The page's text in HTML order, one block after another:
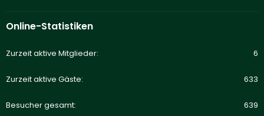
Online-Statistiken
Zurzeit aktive Mitglieder 6
Zurzeit aktive Gäste 633
Besucher gesamt 639